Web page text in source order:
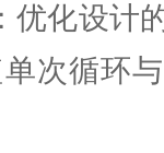
化设计
次循环